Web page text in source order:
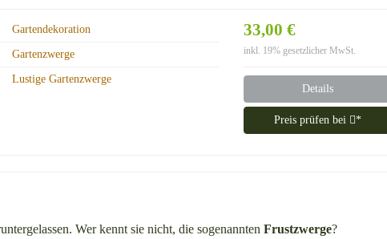
33,00 €
inkl. 19% gesetzlicher MwSt.
Details
Preis prüfen bei *
Gartendekoration
Gartenzwerge
Lustige Gartenzwerge
Wer kennt sie nicht, die sogenannten Frustzwerge?